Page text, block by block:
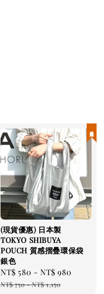
(現貨優惠) 日本製
TOKYO SHIBUYA
POUCH 質感摺疊環保袋
銀色
Sale
price
NT$ 580 -NT$ 980
NT$ 750-NT$ 1,150